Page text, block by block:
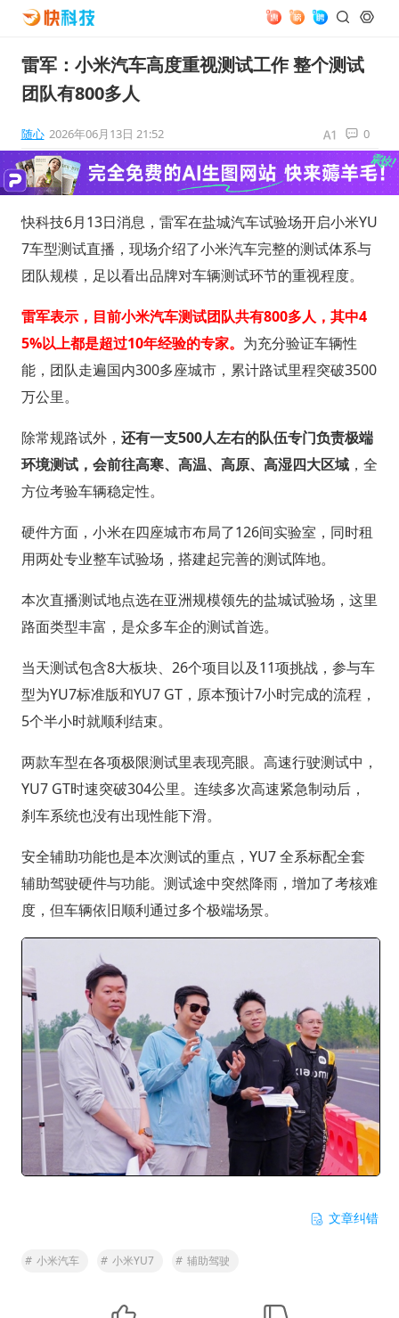
雷军：小米汽车高度重视测试工作 整个测试
团队有800多人
随心 2026年06月13日 21:52 0
快科技6月13日消息，雷军在盐城汽车试验场开启小米YU
7车型测试直播，现场介绍了小米汽车完整的测试体系与
团队规模，足以看出品牌对车辆测试环节的重视程度。
雷军表示，目前小米汽车测试团队共有800多人，其中4
5%以上都是超过10年经验的专家。 为充分验证车辆性
能，团队走遍国内300多座城市，累计路试里程突破3500
万公里。
除常规路试外， 还有一支500人左右的队伍专门负责极端
环境测试，会前往高寒、高温、高原、高湿四大区域，全
方位考验车辆稳定性。
硬件方面，小米在四座城市布局了126间实验室，同时租
用两处专业整车试验场，搭建起完善的测试阵地。
本次直播测试地点选在亚洲规模领先的盐城试验场，这里
路面类型丰富，是众多车企的测试首选。
当天测试包含8大板块、26个项目以及11项挑战，参与车
型为YU7标准版和YU7 GT，原本预计7小时完成的流程，
5个半小时就顺利结束。
两款车型在各项极限测试里表现亮眼。高速行驶测试中，
YU7 GT时速突破304公里。连续多次高速紧急制动后，
刹车系统也没有出现性能下滑。
安全辅助功能也是本次测试的重点，YU7 全系标配全套
辅助驾驶硬件与功能。测试途中突然降雨，增加了考核难
度，但车辆依旧顺利通过多个极端场景。
文章纠错
# 小米汽车 # 小米YU7 # 辅助驾驶